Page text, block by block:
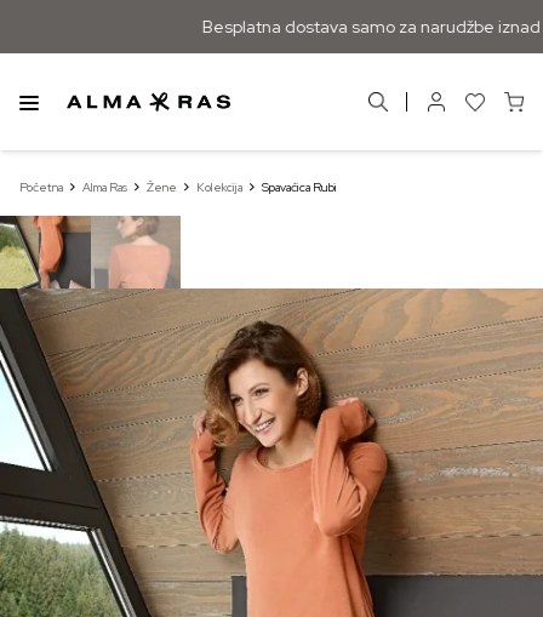
Besplatna dostava samo za narudžbe iznad
Početna Alma Ras Žene Kolekcija Spavaćica Rubi